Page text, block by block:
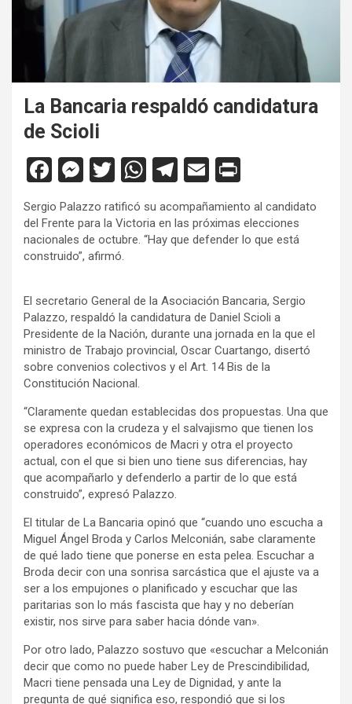
La Bancaria respaldó candidatura
de Scioli
F
a
ce
b
o
o
k
M
se
n
g
er
T
wi
tt
er
W
at
s
p
p
T
e
gr
m
E
m
ail
in
tF
ri
n
dl
y
Sergio Palazzo ratificó su acompañamiento al candidato
del Frente para la Victoria en las próximas elecciones
nacionales de octubre. “Hay que defender lo que está
construido”, afirmó.
El secretario General de la Asociación Bancaria, Sergio
Palazzo, respaldó la candidatura de Daniel Scioli a
Presidente de la Nación, durante una jornada en la que el
ministro de Trabajo provincial, Oscar Cuartango, disertó
sobre convenios colectivos y el Art. 14 Bis de la
Constitución Nacional.
“Claramente quedan establecidas dos propuestas. Una que
se expresa con la crudeza y el salvajismo que tienen los
operadores económicos de Macri y otra el proyecto
actual, con el que si bien uno tiene sus diferencias, hay
que acompañarlo y defenderlo a partir de lo que está
construido”, expresó Palazzo.
El titular de La Bancaria opinó que “cuando uno escucha a
Miguel Ángel Broda y Carlos Melconián, sabe claramente
de qué lado tiene que ponerse en esta pelea. Escuchar a
Broda decir con una sonrisa sarcástica que el ajuste va a
ser a los empujones o planificado y escuchar que las
paritarias son lo más fascista que hay y no deberían
existir, nos sirve para saber hacia dónde van».
Por otro lado, Palazzo sostuvo que «escuchar a Melconián
decir que como no puede haber Ley de Prescindibilidad,
Macri tiene pensada una Ley de Dignidad, y ante la
pregunta de qué significa eso, respondió que si los